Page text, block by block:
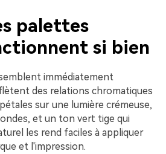
palettes
si bien
immédiatement
des relations chromatiques
sur une lumière crémeuse,
et un ton vert tige qui
les rend faciles à appliquer
et l'impression.